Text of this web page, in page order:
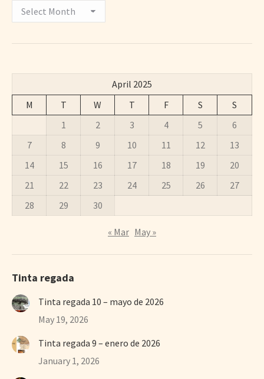
Archivos
April 2025
M
T W T F S
S
1
2 3 4 5
6
7
8 9 10 11 12
13
14
15 16 17 18 19
20
21
22 23 24 25 26
27
28
29 30
« Mar May »
Tinta regada
Tinta regada 10 – mayo de 2026
May 19, 2026
Tinta regada 9 – enero de 2026
January 1, 2026